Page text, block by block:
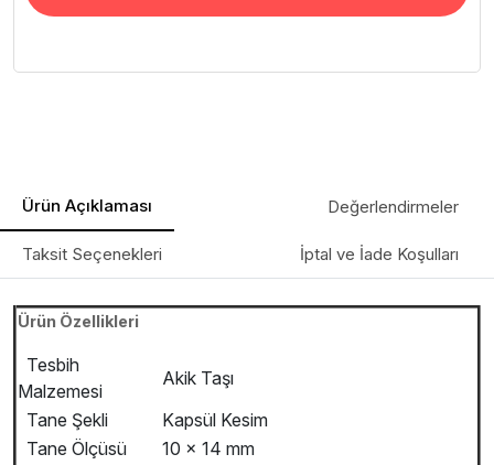
Ürün Açıklaması Değerlendirmeler
Taksit Seçenekleri İptal ve İade Koşulları
Ürün Özellikleri
Tesbih
Malzemesi
Akik Taşı
Tane Şekli
Kapsül Kesim
Tane Ölçüsü
10 x 14 mm